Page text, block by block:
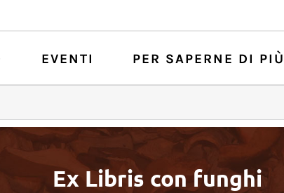
EVENTI PER SAPERNE DI PIÙ
Ex Libris con funghi